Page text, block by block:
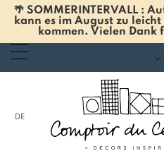
🌴 SOMMERINTERVALL :
kann es im August zu
kommen. Vielen Dank
DE